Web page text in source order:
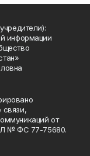
информации
связи,
от
№ ФС 77-75680.